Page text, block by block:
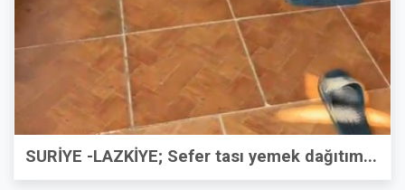
SURİYE -LAZKİYE; Sefer tası yemek dağıtım...